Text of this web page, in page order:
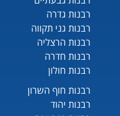
רבנות גדרה
רבנות גני תקווה
רבנות הרצליה
רבנות חדרה
רבנות חולון
רבנות חוף השרון
רבנות יהוד